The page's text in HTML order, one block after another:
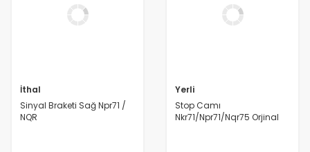
İthal
Sinyal Braketi Sağ Npr71 /
NQR
Yerli
Stop Camı
Nkr71/Npr71/Nqr75 Orjinal